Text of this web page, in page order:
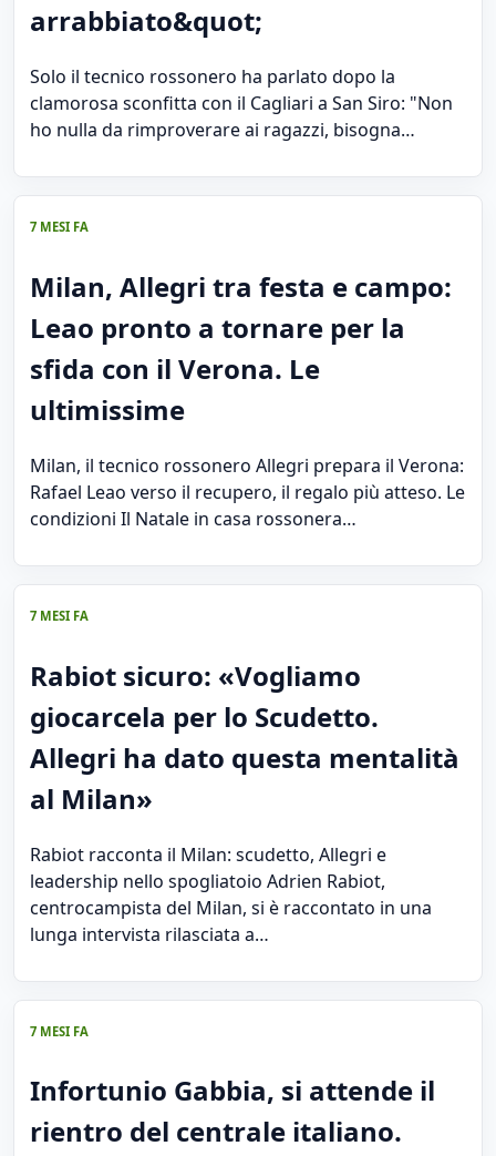
arrabbiato&quot;
Solo il tecnico rossonero ha parlato dopo la
clamorosa sconfitta con il Cagliari a San Siro: "Non
ho nulla da rimproverare ai ragazzi, bisogna…
7 MESI FA
Milan, Allegri tra festa e campo:
Leao pronto a tornare per la
sfida con il Verona. Le
ultimissime
Milan, il tecnico rossonero Allegri prepara il Verona:
Rafael Leao verso il recupero, il regalo più atteso. Le
condizioni Il Natale in casa rossonera…
7 MESI FA
Rabiot sicuro: «Vogliamo
giocarcela per lo Scudetto.
Allegri ha dato questa mentalità
al Milan»
Rabiot racconta il Milan: scudetto, Allegri e
leadership nello spogliatoio Adrien Rabiot,
centrocampista del Milan, si è raccontato in una
lunga intervista rilasciata a…
7 MESI FA
Infortunio Gabbia, si attende il
rientro del centrale italiano.